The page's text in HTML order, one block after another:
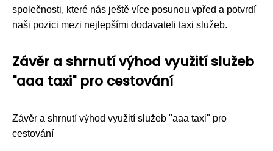
společnosti, které nás ještě více posunou vpřed a potvrdí
naši pozici mezi nejlepšími dodavateli taxi služeb.
Závěr a shrnutí výhod využití služeb
"aaa taxi" pro cestování
Závěr a shrnutí výhod využití služeb "aaa taxi" pro
cestování